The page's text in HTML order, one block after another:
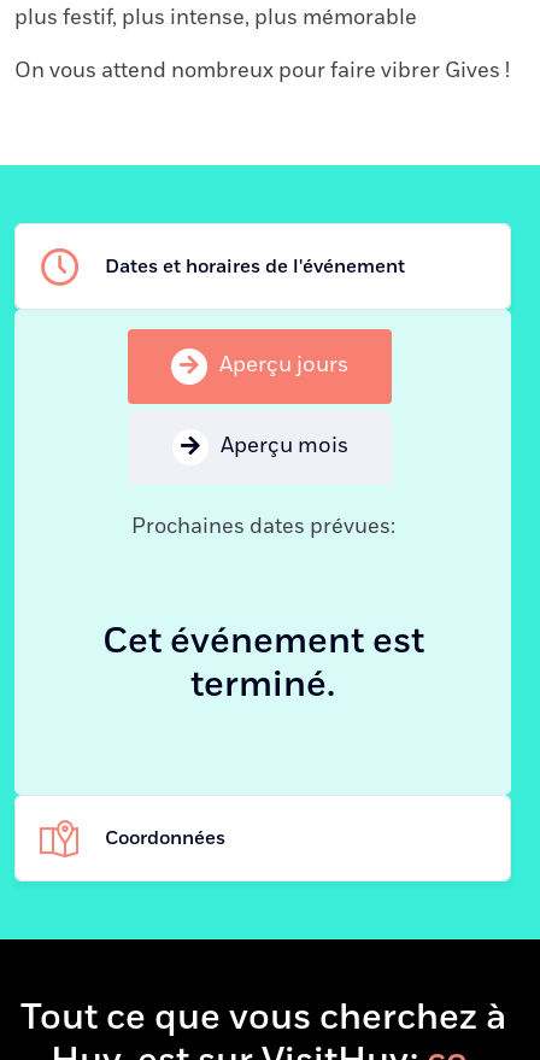
plus festif, plus intense, plus mémorable
On vous attend nombreux pour faire vibrer Gives !
Dates et horaires de l'événement
Aperçu jours
Aperçu mois
Prochaines dates prévues:
Cet événement est
terminé.
Coordonnées
4500 - Huy
Tout ce que vous cherchez à